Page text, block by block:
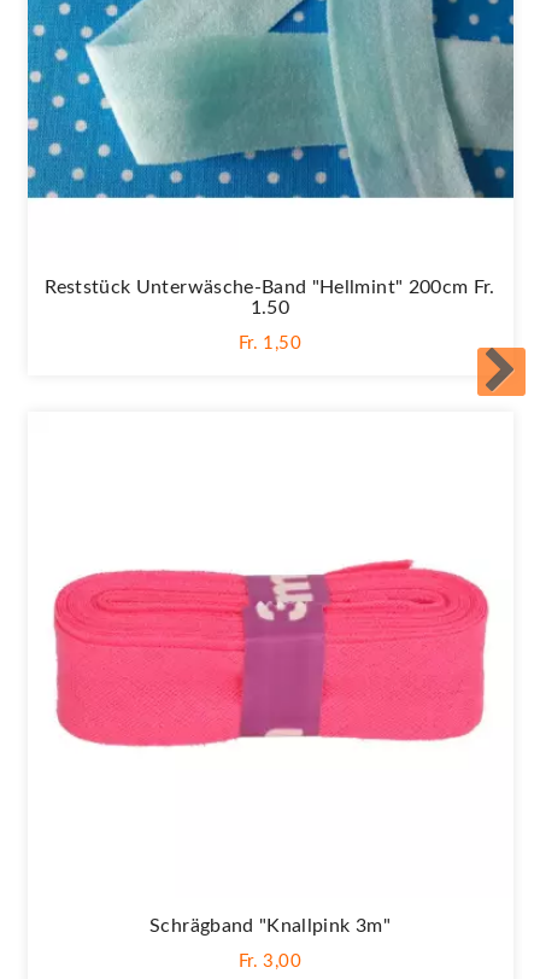
Reststück Unterwäsche-Band "Hellmint" 200cm Fr.
1.50
Fr. 1,50
Schrägband "Knallpink 3m"
Fr. 3,00